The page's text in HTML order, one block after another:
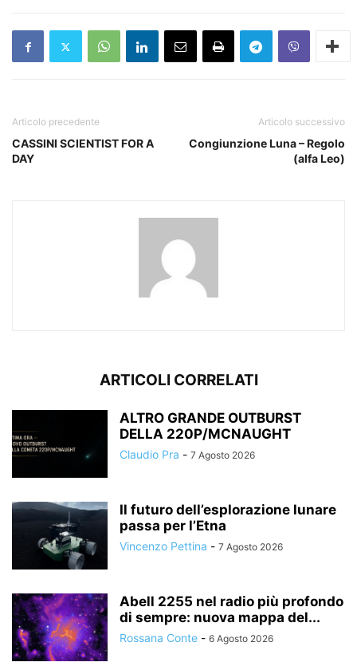
Articolo precedente
CASSINI SCIENTIST FOR A
DAY
Articolo successivo
Congiunzione Luna – Regolo
(alfa Leo)
ARTICOLI CORRELATI
ALTRO GRANDE OUTBURST
DELLA 220P/MCNAUGHT
Claudio Pra - 7 Agosto 2026
Il futuro dell’esplorazione lunare
passa per l’Etna
Vincenzo Pettina - 7 Agosto 2026
Abell 2255 nel radio più profondo
di sempre: nuova mappa del...
Rossana Conte - 6 Agosto 2026